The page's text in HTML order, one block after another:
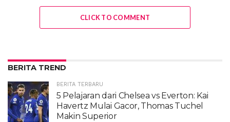
CLICK TO COMMENT
BERITA TREND
BERITA TERBARU
5 Pelajaran dari Chelsea vs Everton: Kai
Havertz Mulai Gacor, Thomas Tuchel
Makin Superior